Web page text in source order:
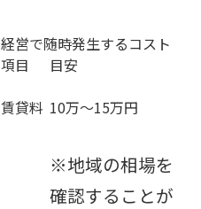
経営で随時発生するコスト
項目
目安
賃貸料 10万～15万円
※地域の相場を
確認することが